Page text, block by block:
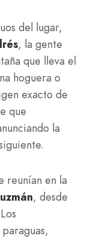
del lugar,
, la gente
que lleva el
hoguera o
exacto de
que
la
reunían en la
, desde